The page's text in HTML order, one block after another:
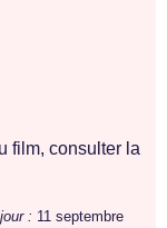
film, consulter la
: 11 septembre